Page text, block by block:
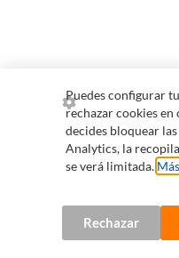
Puedes configurar
rechazar cookies
decides bloquear
Analytics, la
se verá limitada.
Rechazar